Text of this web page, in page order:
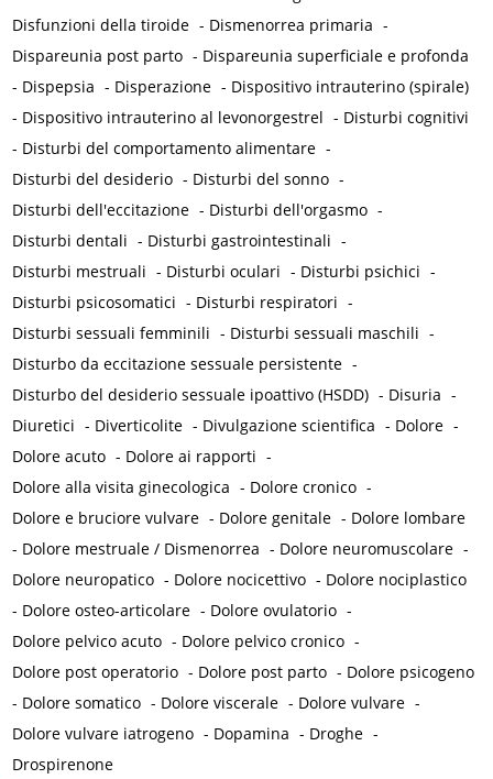
Disfunzioni della tiroide - Dismenorrea primaria -
Dispareunia post parto - Dispareunia superficiale e profonda
- Dispepsia - Disperazione - Dispositivo intrauterino (spirale)
- Dispositivo intrauterino al levonorgestrel - Disturbi cognitivi
- Disturbi del comportamento alimentare -
Disturbi del desiderio - Disturbi del sonno -
Disturbi dell'eccitazione - Disturbi dell'orgasmo -
Disturbi dentali - Disturbi gastrointestinali -
Disturbi mestruali - Disturbi oculari - Disturbi psichici -
Disturbi psicosomatici - Disturbi respiratori -
Disturbi sessuali femminili - Disturbi sessuali maschili -
Disturbo da eccitazione sessuale persistente -
Disturbo del desiderio sessuale ipoattivo (HSDD) - Disuria -
Diuretici - Diverticolite - Divulgazione scientifica - Dolore -
Dolore acuto - Dolore ai rapporti -
Dolore alla visita ginecologica - Dolore cronico -
Dolore e bruciore vulvare - Dolore genitale - Dolore lombare
- Dolore mestruale / Dismenorrea - Dolore neuromuscolare -
Dolore neuropatico - Dolore nocicettivo - Dolore nociplastico
- Dolore osteo-articolare - Dolore ovulatorio -
Dolore pelvico acuto - Dolore pelvico cronico -
Dolore post operatorio - Dolore post parto - Dolore psicogeno
- Dolore somatico - Dolore viscerale - Dolore vulvare -
Dolore vulvare iatrogeno - Dopamina - Droghe -
Drospirenone